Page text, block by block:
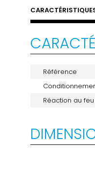
Référence
Réaction au feu